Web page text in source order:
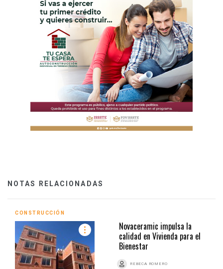
NOTAS RELACIONADAS
CONSTRUCCIÓN
Novaceramic impulsa la
calidad en Vivienda para el
Bienestar
REBECA ROMERO